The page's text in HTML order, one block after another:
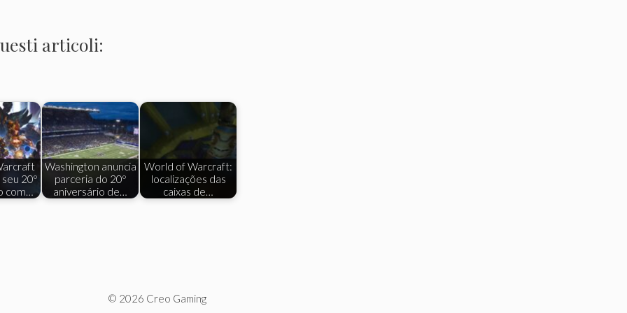
articoli:
20º
com…
Washington anuncia
parceria do 20º
aniversário de…
World of Warcraft:
localizações das
caixas de…
© 2026 Creo Gaming